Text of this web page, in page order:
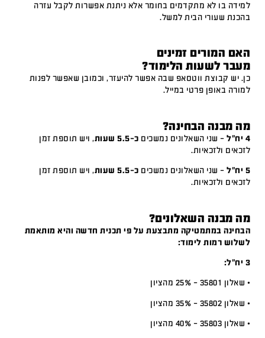
למידה בו לא מתקדמים בחומר אלא ניתנת אפשרות לקבל עזרה
בהכנת שעורי הבית למשל.
האם המורים זמינים
מעבר לשעות הלימוד?
כן. יש קבוצת ווטסאפ שבה אפשר להיעזר, וכמובן שאפשר לפנות
למורה באופן פרטי במייל.
מה מבנה הבחינה?
4 יח"ל – שני השאלונים נמשכים כ-5.5 שעות
, ויש תוספת זמן
לזכאים ולזכאיות.
5 יח"ל – שני השאלונים נמשכים כ-5.5 שעות
, ויש תוספת זמן
לזכאים ולזכאיות.
מה מבנה השאלונים?
הבחינה במתמטיקה מתבצעת על פי תכנית חדשה והיא מותאמת
לשלוש רמות לימוד:
3 יח”ל:
• שאלון 35801 – 25% מהציון
• שאלון 35802 – 35% מהציון
• שאלון 35803 – 40% מהציון